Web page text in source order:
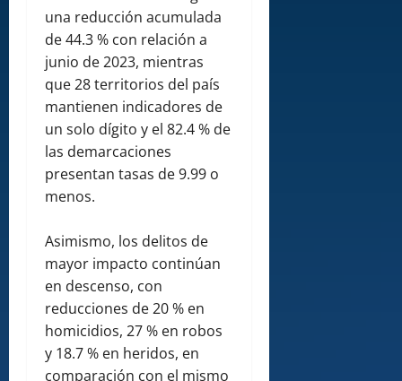
una reducción acumulada
de 44.3 % con relación a
junio de 2023, mientras
que 28 territorios del país
mantienen indicadores de
un solo dígito y el 82.4 % de
las demarcaciones
presentan tasas de 9.99 o
menos.
Asimismo, los delitos de
mayor impacto continúan
en descenso, con
reducciones de 20 % en
homicidios, 27 % en robos
y 18.7 % en heridos, en
comparación con el mismo